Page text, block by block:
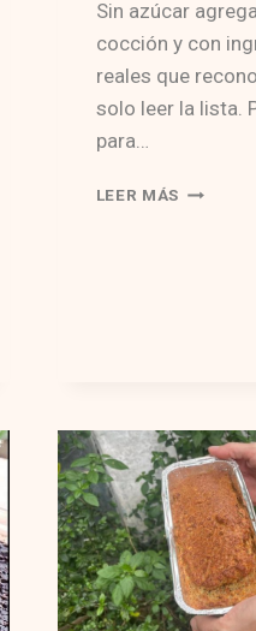
Sin azúcar
cocción y con
reales que
solo leer la lista.
para…
LEER MÁS TRUFIÑAS